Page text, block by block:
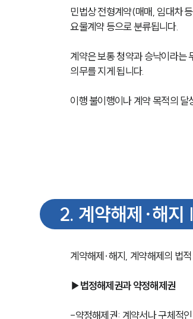
민법상 전형계약(매매, 임대차
요물계약 등으로 분류됩니다.
계약은 보통 청약과 승낙이라는
의무를 지게 됩니다.
이행 불이행이나 계약 목적의
2. 계약해제∙해지
계약해제∙해지, 계약해제의 법
▶법정해제권과 약정해제권
-약정해제권: 계약서나 구체적